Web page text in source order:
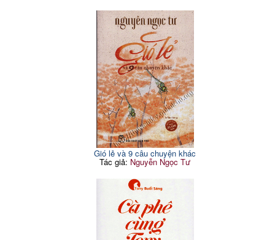
Gió lẻ và 9 câu chuyện khác
Tác giả: Nguyễn Ngọc Tư